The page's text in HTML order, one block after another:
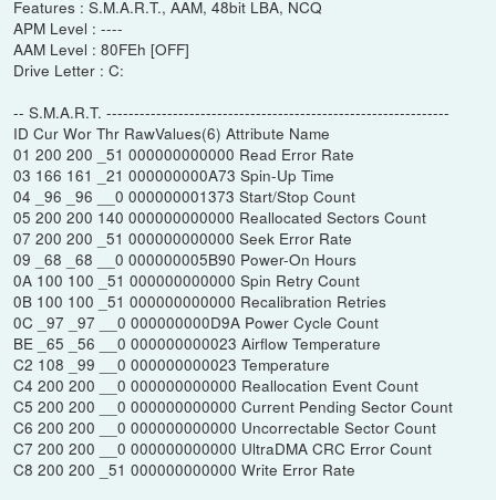
Features : S.M.A.R.T., AAM, 48bit LBA, NCQ
APM Level : ----
AAM Level : 80FEh [OFF]
Drive Letter : C:
-- S.M.A.R.T. --------------------------------------------------------------
ID Cur Wor Thr RawValues(6) Attribute Name
01 200 200 _51 000000000000 Read Error Rate
03 166 161 _21 000000000A73 Spin-Up Time
04 _96 _96 __0 000000001373 Start/Stop Count
05 200 200 140 000000000000 Reallocated Sectors Count
07 200 200 _51 000000000000 Seek Error Rate
09 _68 _68 __0 000000005B90 Power-On Hours
0A 100 100 _51 000000000000 Spin Retry Count
0B 100 100 _51 000000000000 Recalibration Retries
0C _97 _97 __0 000000000D9A Power Cycle Count
BE _65 _56 __0 000000000023 Airflow Temperature
C2 108 _99 __0 000000000023 Temperature
C4 200 200 __0 000000000000 Reallocation Event Count
C5 200 200 __0 000000000000 Current Pending Sector Count
C6 200 200 __0 000000000000 Uncorrectable Sector Count
C7 200 200 __0 000000000000 UltraDMA CRC Error Count
C8 200 200 _51 000000000000 Write Error Rate